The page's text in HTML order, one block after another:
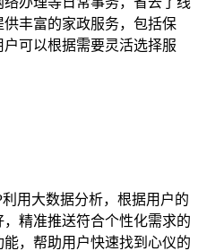
丰富的家政服务，包括保
可以根据需要灵活选择服
用大数据分析，根据用户的
精准推送符合个性化需求的
，帮助用户快速找到心仪的